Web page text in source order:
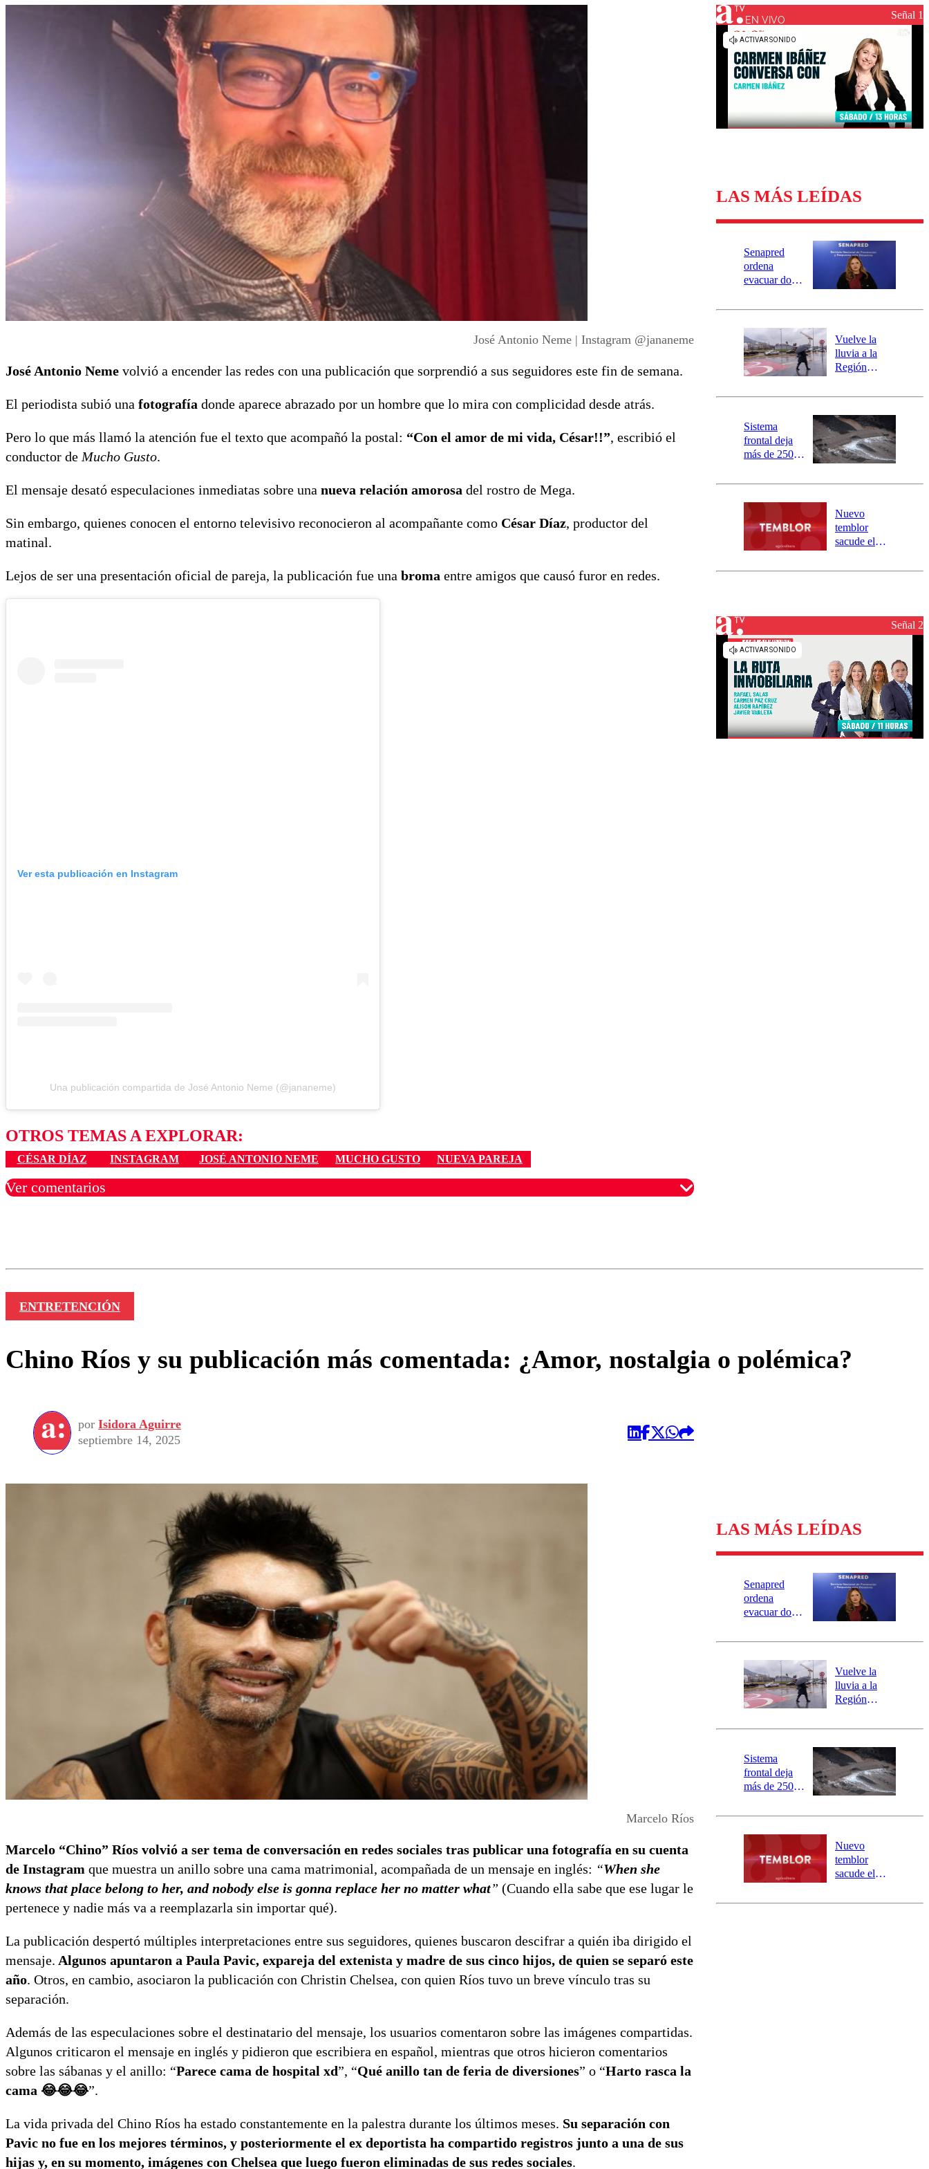
Universidad de Chile
Sustentabilidad
José Antonio Neme | Instagram @jananeme
José Antonio Neme volvió a encender las redes con una publicación que sorprendió a sus seguidores este fin de semana.
El periodista subió una fotografía donde aparece abrazado por un hombre que lo mira con complicidad desde atrás.
Pero lo que más llamó la atención fue el texto que acompañó la postal: “Con el amor de mi vida, César!!”, escribió el
conductor deMucho Gusto.
El mensaje desató especulaciones inmediatas sobre una nueva relación amorosa del rostro de Mega.
Sin embargo, quienes conocen el entorno televisivo reconocieron al acompañante como César Díaz, productor del
matinal.
Lejos de ser una presentación oficial de pareja, la publicación fue una broma entre amigos que causó furor en redes.
Ver esta publicación en Instagram
Una publicación compartida de José Antonio Neme (@jananeme)
OTROS TEMAS A EXPLORAR:
CÉSAR DÍAZ INSTAGRAM JOSÉ ANTONIO NEME MUCHO GUSTO NUEVA PAREJA
Ver comentarios
EN VIVO Señal 1
LAS MÁS LEÍDAS
Senapred
ordena
evacuar dos
Carahue por
río Damas:
activa
mensajería
SAE
Vuelve la
lluvia a la
Región
este es el
la DMC para
este viernes
Sistema
frontal deja
más de 250
y 317
aisladas entre
Valparaíso y
Los Ríos
Nuevo
temblor
sacude el
revisa la
Señal 2
ENTRETENCIÓN
Chino Ríos y su publicación más comentada: ¿Amor, nostalgia o polémica?
por Isidora Aguirre
septiembre 14, 2025
Marcelo Ríos
Marcelo “Chino” Ríos volvió a ser tema de conversación en redes sociales tras publicar una fotografía en su cuenta
de Instagram que muestra un anillo sobre una cama matrimonial, acompañada de un mensaje en inglés: “When she
knows that place belong to her, and nobody else is gonna replace her no matter what” (Cuando ella sabe que ese lugar le
pertenece y nadie más va a reemplazarla sin importar qué).
La publicación despertó múltiples interpretaciones entre sus seguidores, quienes buscaron descifrar a quién iba dirigido el
mensaje. Algunos apuntaron a Paula Pavic, expareja del extenista y madre de sus cinco hijos, de quien se separó este
año. Otros, en cambio, asociaron la publicación con Christin Chelsea, con quien Ríos tuvo un breve vínculo tras su
separación.
Además de las especulaciones sobre el destinatario del mensaje, los usuarios comentaron sobre las imágenes compartidas.
Algunos criticaron el mensaje en inglés y pidieron que escribiera en español, mientras que otros hicieron comentarios
sobre las sábanas y el anillo: “Parece cama de hospital xd”, “Qué anillo tan de feria de diversiones” o “Harto rasca la
cama 😂😂😂”.
La vida privada del Chino Ríos ha estado constantemente en la palestra durante los últimos meses. Su separación con
Pavic no fue en los mejores términos, y posteriormente el ex deportista ha compartido registros junto a una de sus
hijas y, en su momento, imágenes con Chelsea que luego fueron eliminadas de sus redes sociales.
LAS MÁS LEÍDAS
Senapred
ordena
evacuar dos
Carahue por
río Damas:
activa
mensajería
SAE
Vuelve la
lluvia a la
Región
este es el
la DMC para
este viernes
Sistema
frontal deja
más de 250
y 317
aisladas entre
Valparaíso y
Los Ríos
Nuevo
temblor
sacude el
revisa la